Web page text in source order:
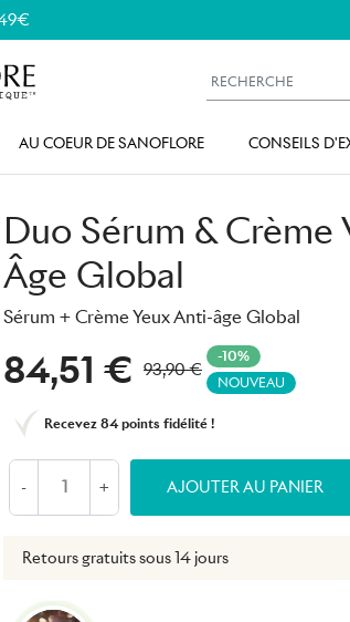
AU COEUR DE SANOFLORE CONSEILS
Duo Sérum & Crème
Âge Global
Sérum + Crème Yeux Anti-âge Global
84,51 € 93,90 €
-10%
NOUVEAU
Recevez 84 points fidélité !
- + AJOUTER AU PANIER
Retours gratuits sous 14 jours